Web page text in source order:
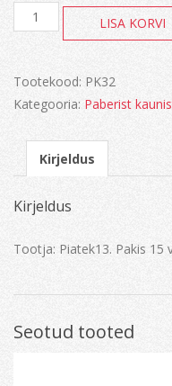
The
four
seasons-
kogus
LISA KORVI
Tootekood: PK32
Kategooria: Paberist
Kirjeldus
Kirjeldus
Tootja: Piatek13. Pakis 15
Seotud tooted